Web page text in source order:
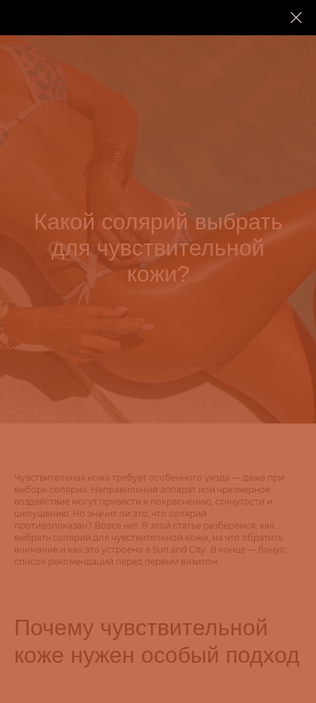
Какой солярий выбрать
для чувствительной
кожи?
Чувствительная кожа требует особенного ухода — даже при
выборе солярия. Неправильный аппарат или чрезмерное
воздействие могут привести к покраснению, стянутости и
шелушению. Но значит ли это, что солярий
противопоказан? Вовсе нет. В этой статье разберёмся, как
выбрать солярий для чувствительной кожи, на что обратить
внимание и как это устроено в Sun and City. В конце — бонус:
список рекомендаций перед первым визитом.
Почему чувствительной
коже нужен особый подход